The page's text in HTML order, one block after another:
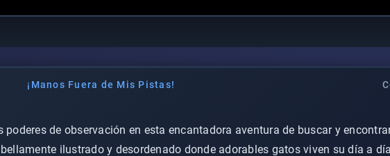
¡Manos Fuera de Mis Pistas!
poderes de observación en esta encantadora aventura de buscar y
ilustrado y desordenado donde adorables gatos viven su día a